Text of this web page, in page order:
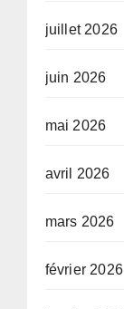
juillet 2026
juin 2026
mai 2026
avril 2026
mars 2026
février 2026